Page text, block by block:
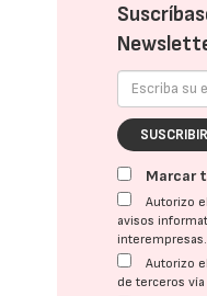
Marcar
Autorizo
avisos
Autorizo
de terceros